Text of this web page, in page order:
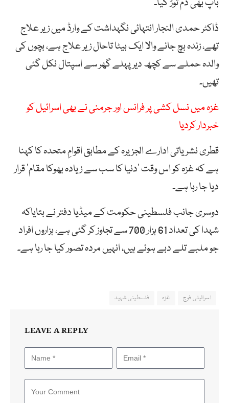
ڈاکٹر حمدی النجار انتہائی نگہداشت کے وارڈ میں زیر علاج
تھے، زندہ بچ جانے والا ایک بیٹا تاحال زیر علاج ہے، بچوں کی
والدہ حملے سے کچھ دیر پہلے گھر سے اسپتال نکل گئی
تھیں۔
غزہ میں نسل کشی پر فرانس اور جرمنی نے بھی اسرائیل کو
خبردار کردیا
قطری نشریاتی ادارے الجزیرہ کے مطابق اقوامِ متحدہ کا کہنا
ہے کہ غزہ کو اس وقت ’دنیا کا سب سے زیادہ بھوکا مقام‘ قرار
دیا جا رہا ہے۔
دوسری جانب فلسطینی حکومت کے میڈیا دفتر نے بتایاکہ
شہدا کی تعداد 61 ہزار 700 سے تجاوز کر گئی ہے، ہزاروں افراد
جو ملبے تلے دبے ہوئے ہیں، انہیں مردہ تصور کیا جا رہا ہے۔
اسرائیلی فوج غزہ فلسطینی شہید
LEAVE A REPLY